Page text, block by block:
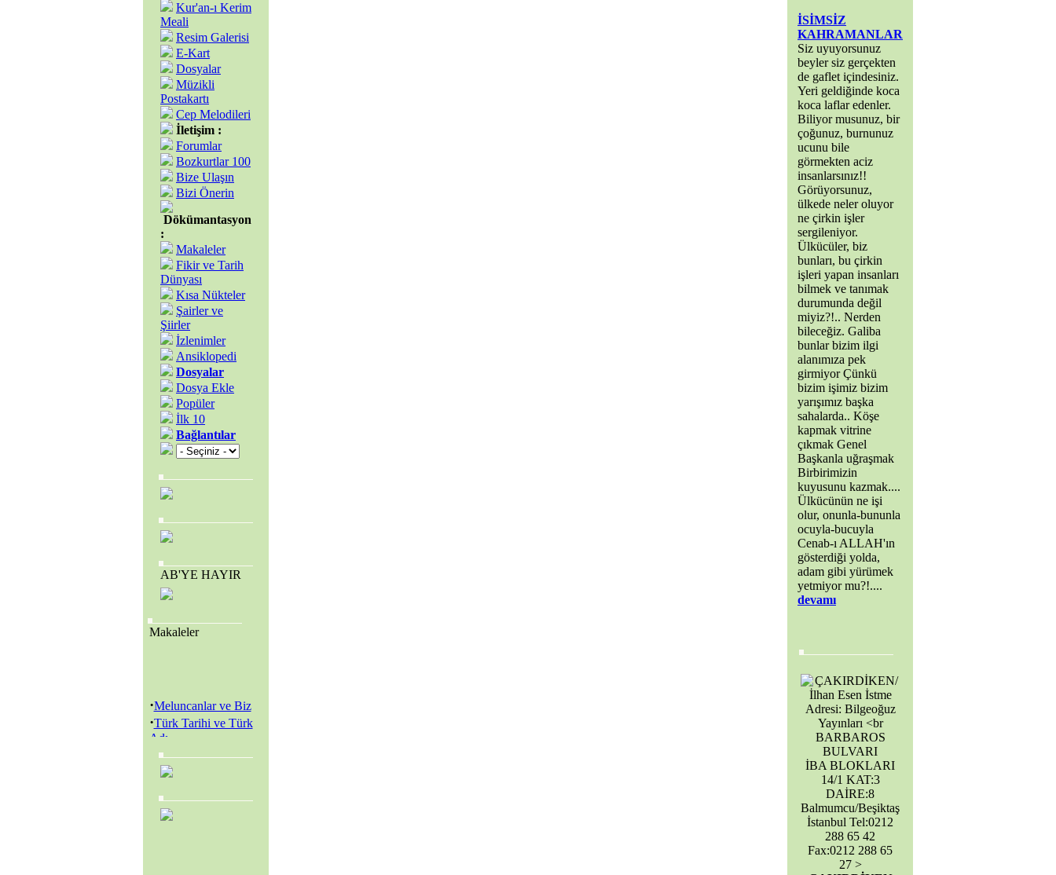
Kur'an-ı Kerim
Meali
Resim Galerisi
E-Kart
Dosyalar
Müzikli
Postakartı
Cep Melodileri
İletişim :
Forumlar
Bozkurtlar 100
Bize Ulaşın
Bizi Önerin
Dökümantasyon
:
Makaleler
Fikir ve Tarih
Dünyası
Kısa Nükteler
Şairler ve
Şiirler
İzlenimler
Ansiklopedi
Dosyalar
Dosya Ekle
Popüler
İlk 10
Bağlantılar
AB'YE HAYIR
Makaleler
·Meluncanlar ve Biz
·Türk Tarihi ve Türk
Adı
Amerikan Genç
Hristiyanlar Cemiyeti
(Y.M.C.A.) ve
Amerikan Kolejleri
SEVR YASALARI
MECLİS’TEN
İSİMSİZ
KAHRAMANLAR
Siz uyuyorsunuz
beyler siz gerçekten
de gaflet içindesiniz.
Yeri geldiğinde koca
koca laflar edenler.
Biliyor musunuz, bir
çoğunuz, burnunuz
ucunu bile
görmekten aciz
insanlarsınız!!
Görüyorsunuz,
ülkede neler oluyor
ne çirkin işler
sergileniyor.
Ülkücüler, biz
bunları, bu çirkin
işleri yapan insanları
bilmek ve tanımak
durumunda değil
miyiz?!.. Nerden
bileceğiz. Galiba
bunlar bizim ilgi
alanımıza pek
girmiyor Çünkü
bizim işimiz bizim
yarışımız başka
sahalarda.. Köşe
kapmak vitrine
çıkmak Genel
Başkanla uğraşmak
Birbirimizin
kuyusunu kazmak....
Ülkücünün ne işi
olur, onunla-bununla
ocuyla-bucuyla
Cenab-ı ALLAH'ın
gösterdiği yolda,
adam gibi yürümek
yetmiyor mu?!....
devamı
BARBAROS
BULVARI
İBA BLOKLARI
14/1 KAT:3
DAİRE:8
Balmumcu/Beşiktaş
İstanbul Tel:0212
288 65 42
Fax:0212 288 65
27 >